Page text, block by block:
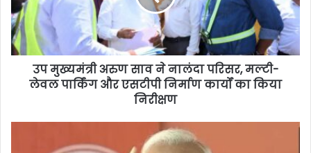
उप मुख्यमंत्री अरुण साव ने नालंदा परिसर, मल्टी-
लेवल पार्किंग और एसटीपी निर्माण कार्यों का किया
निरीक्षण